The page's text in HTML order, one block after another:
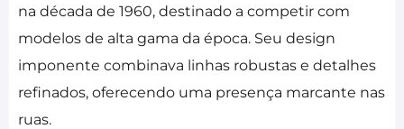
na década de 1960, destinado a competir com
modelos de alta gama da época. Seu design
imponente combinava linhas robustas e detalhes
refinados, oferecendo uma presença marcante nas
ruas.